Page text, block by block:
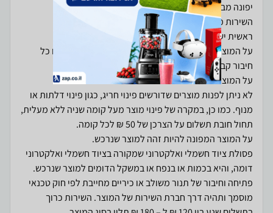
על המוצר המפונה להיות מנותק מזרם חשמל, מים, גז או כל
לא ניתן לפנות מוצרים שדורשים פינוי חריג, כגון פינוי דלתות או
מנוף. כמו כן, במקרה של פינוי מוצר מעל קומה שניה ללא מעלית,
פסולת ציוד חשמלי ואלקטרוני שמקורה בציוד חשמלי ואלקטרוני
פתיחה וחיבור של תנור משולב או כיריים מחייבת לפי חוק טכנאי
מוסמך ותהיה דרך חברת השירות של המוצר. השירות כרוך